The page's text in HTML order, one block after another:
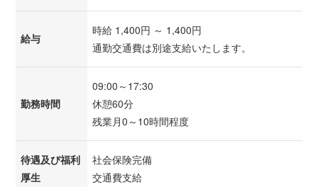
給与
時給 1,400円 ～ 1,400円
通勤交通費は別途支給いたします。
勤務時間
09:00～17:30
休憩60分
残業月0～10時間程度
待遇及び福利
厚生
社会保険完備
交通費支給